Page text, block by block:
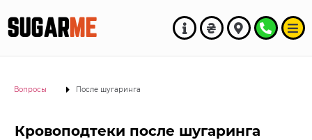
SUGARME
Вопросы После шугаринга
Кровоподтеки после шугаринга